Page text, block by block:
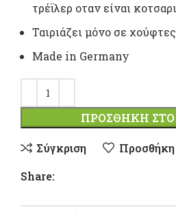
τρέϊλερ οταν είναι
Ταιριάζει μόνο σε
Made in Germany
ΠΡΟΣΘΉΚΗ
Σύγκριση
Share: